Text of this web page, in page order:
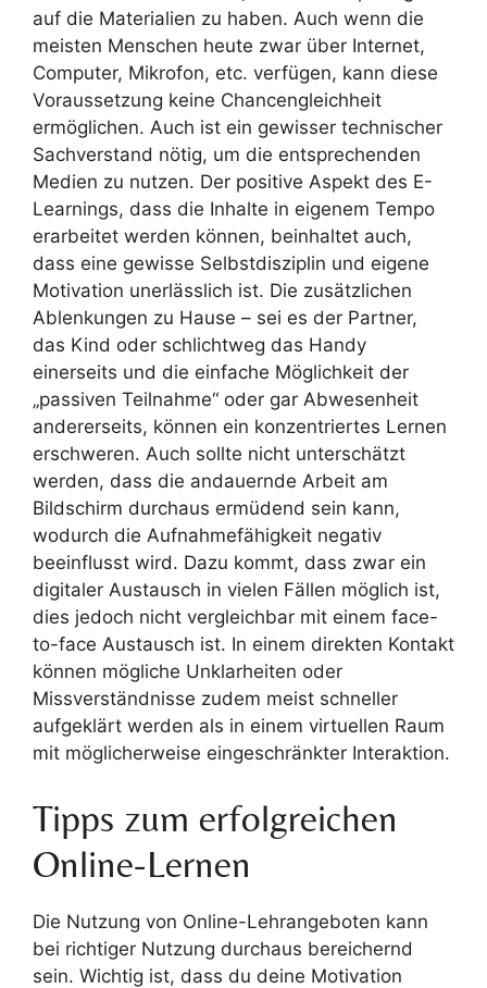
auf die Materialien zu haben. Auch wenn die
meisten Menschen heute zwar über Internet,
Computer, Mikrofon, etc. verfügen, kann diese
Voraussetzung keine Chancengleichheit
ermöglichen. Auch ist ein gewisser technischer
Sachverstand nötig, um die entsprechenden
Medien zu nutzen. Der positive Aspekt des E-
Learnings, dass die Inhalte in eigenem Tempo
erarbeitet werden können, beinhaltet auch,
dass eine gewisse Selbstdisziplin und eigene
Motivation unerlässlich ist. Die zusätzlichen
Ablenkungen zu Hause – sei es der Partner,
das Kind oder schlichtweg das Handy
einerseits und die einfache Möglichkeit der
„passiven Teilnahme“ oder gar Abwesenheit
andererseits, können ein konzentriertes Lernen
erschweren. Auch sollte nicht unterschätzt
werden, dass die andauernde Arbeit am
Bildschirm durchaus ermüdend sein kann,
wodurch die Aufnahmefähigkeit negativ
beeinflusst wird. Dazu kommt, dass zwar ein
digitaler Austausch in vielen Fällen möglich ist,
dies jedoch nicht vergleichbar mit einem face-
to-face Austausch ist. In einem direkten Kontakt
können mögliche Unklarheiten oder
Missverständnisse zudem meist schneller
aufgeklärt werden als in einem virtuellen Raum
mit möglicherweise eingeschränkter Interaktion.
Tipps zum erfolgreichen
Online-Lernen
Die Nutzung von Online-Lehrangeboten kann
bei richtiger Nutzung durchaus bereichernd
sein. Wichtig ist, dass du deine Motivation